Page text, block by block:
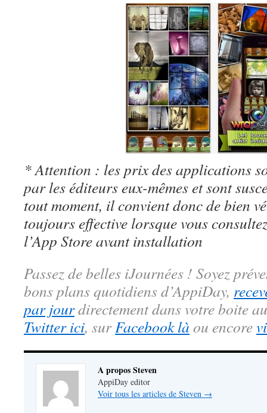
* Attention : les prix des applications
par les éditeurs eux-mêmes et sont
tout moment, il convient donc de bien
toujours effective lorsque vous
l’App Store avant installation
Passez de belles iJournées ! Soyez
bons plans quotidiens d’AppiDay,
par jourdirectement dans votre boite
Twitter ici, surFacebook là ou encore
A propos Steven
AppiDay editor
Voir tous les articles de Steven →